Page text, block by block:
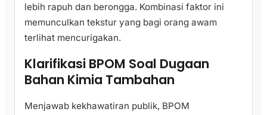
lebih rapuh dan berongga. Kombinasi faktor ini
memunculkan tekstur yang bagi orang awam
terlihat mencurigakan.
Klarifikasi BPOM Soal Dugaan
Bahan Kimia Tambahan
Menjawab kekhawatiran publik, BPOM